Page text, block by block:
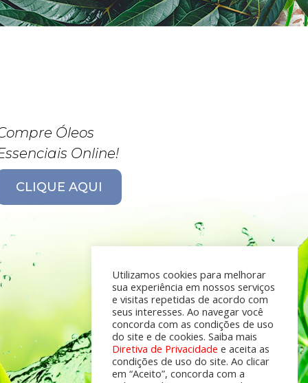
Óleos
Online!
CLIQUE AQUI
Utilizamos cookies para melhorar
sua experiência em nossos serviços
e visitas repetidas de acordo com
seus interesses. Ao navegar você
concorda com as condições de uso
do site e de cookies. Saiba mais
Diretiva de Privacidade e aceita as
condições de uso do site. Ao clicar
em “Aceito”, concorda com a